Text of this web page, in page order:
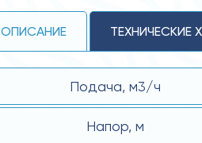
ОПИСАНИЕ ТЕХНИЧЕСКИЕ
Подача, м3/ч
Напор, м